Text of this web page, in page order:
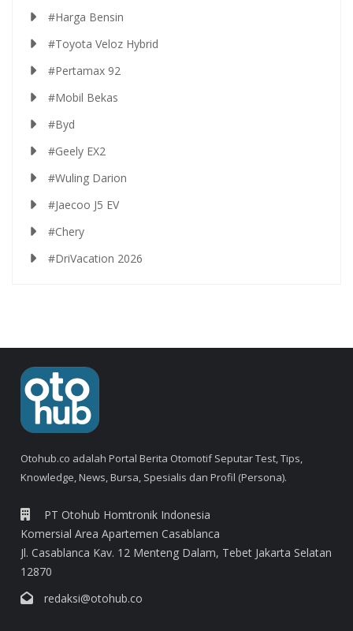
#Harga Bensin
#Toyota Veloz Hybrid
#Pertamax 92
#Mobil Bekas
#Byd
#Geely EX2
#Wuling Darion
#Jaecoo J5 EV
#Chery
#DriVacation 2026
Otohub.co adalah Portal Berita Otomotif Seputar Test, Tips,
Knowledge, News, Bursa, Spesialis dan Profil (Persona).
PT Otohub Homtronik Indonesia
Komersial Area Apartemen Casablanca
Jl. Casablanca Kav. 12 Menteng Dalam, Tebet Jakarta Selatan
12870
redaksi@otohub.co